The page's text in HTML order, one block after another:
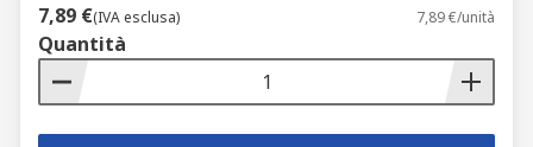
7,89 €(IVA esclusa) 7,89 €/unità
Quantità